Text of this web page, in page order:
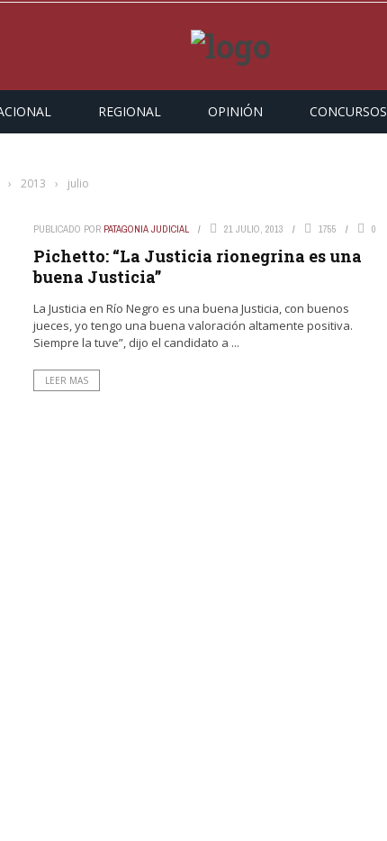
REGIONAL OPINIÓN CONCURSOS
› 2013 › julio
PUBLICADO POR PATAGONIA JUDICIAL 21 JULIO, 2013 1755 0
Pichetto: “La Justicia rionegrina es una
buena Justicia”
La Justicia en Río Negro es una buena Justicia, con buenos
jueces, yo tengo una buena valoración altamente positiva.
Siempre la tuve”, dijo el candidato a ...
LEER MAS